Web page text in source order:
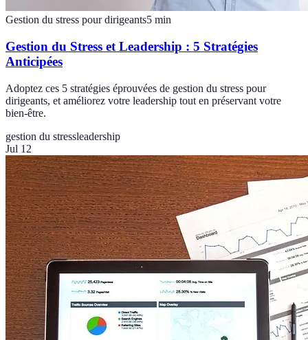
Gestion du stress pour dirigeants5 min
Gestion du Stress et Leadership : 5 Stratégies
Anticipées
Adoptez ces 5 stratégies éprouvées de gestion du stress pour
dirigeants, et améliorez votre leadership tout en préservant votre
bien-être.
gestion du stressleadership
Jul 12